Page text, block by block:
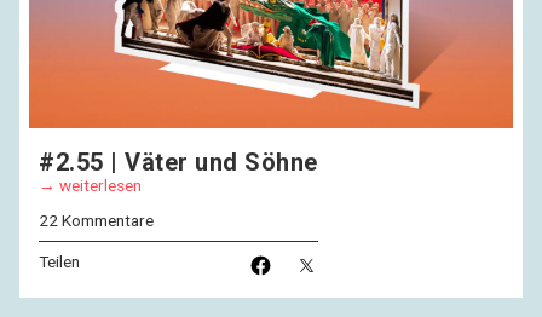
#2.55 | Väter und Söhne
weiterlesen
22 Kommentare
Teilen